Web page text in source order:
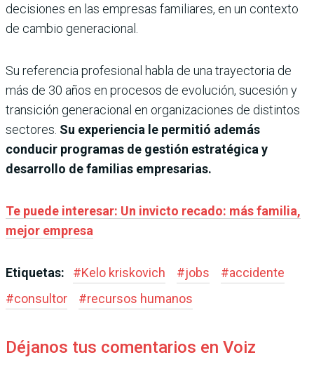
decisiones en las empresas familiares, en un contexto
de cambio generacional.
Su referencia profesional habla de una trayectoria de
más de 30 años en procesos de evolución, sucesión y
transición generacional en organizaciones de distintos
sectores. Su experiencia le permitió además
conducir programas de gestión estratégica y
desarrollo de familias empresarias.
Te puede interesar: Un invicto recado: más familia,
mejor empresa
Etiquetas: #Kelo kriskovich #jobs #accidente
#consultor #recursos humanos
Déjanos tus comentarios en Voiz